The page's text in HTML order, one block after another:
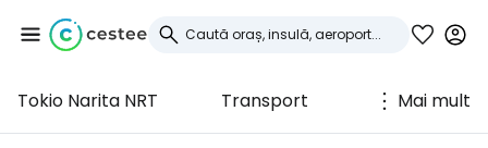
Tokio Narita NRT Transport Mai mult
Conectați-vă la